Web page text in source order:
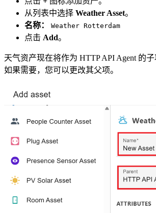
从列表中选择 Weather Asset。
名称：
Weather Rotterdam
点击 Add。
天气资产现在将作为 HTTP API Agent 的子
如果需要，您可以更改其父项。